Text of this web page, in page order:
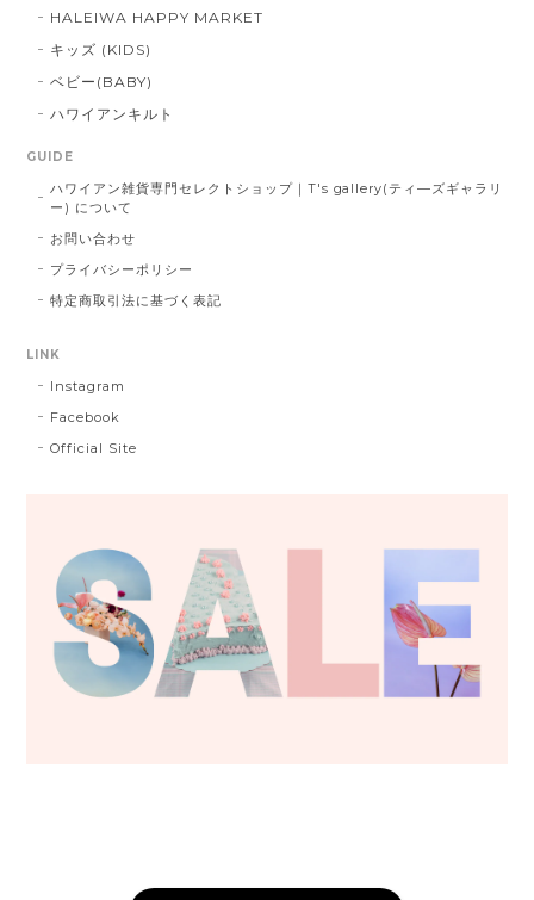
HALEIWA HAPPY MARKET
キッズ (KIDS)
ベビー(BABY)
ハワイアンキルト
GUIDE
ハワイアン雑貨専門セレクトショップ｜T's gallery(ティ―ズギャラリ
ー) について
お問い合わせ
プライバシーポリシー
特定商取引法に基づく表記
LINK
Instagram
Facebook
Official Site